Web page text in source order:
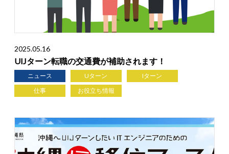
2025.05.16
UIJターン転職の交通費が補助されます！
ニュース Uターン
Iターン
仕事
お役立ち情報